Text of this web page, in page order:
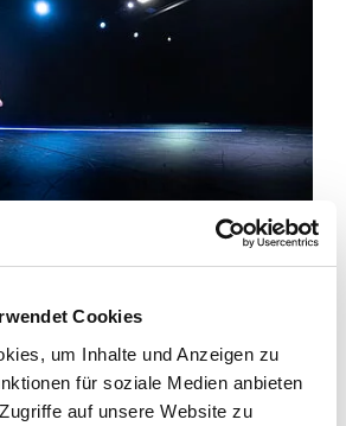
Cookies
um Inhalte und Anzeigen zu
für soziale Medien anbieten
auf unsere Website zu